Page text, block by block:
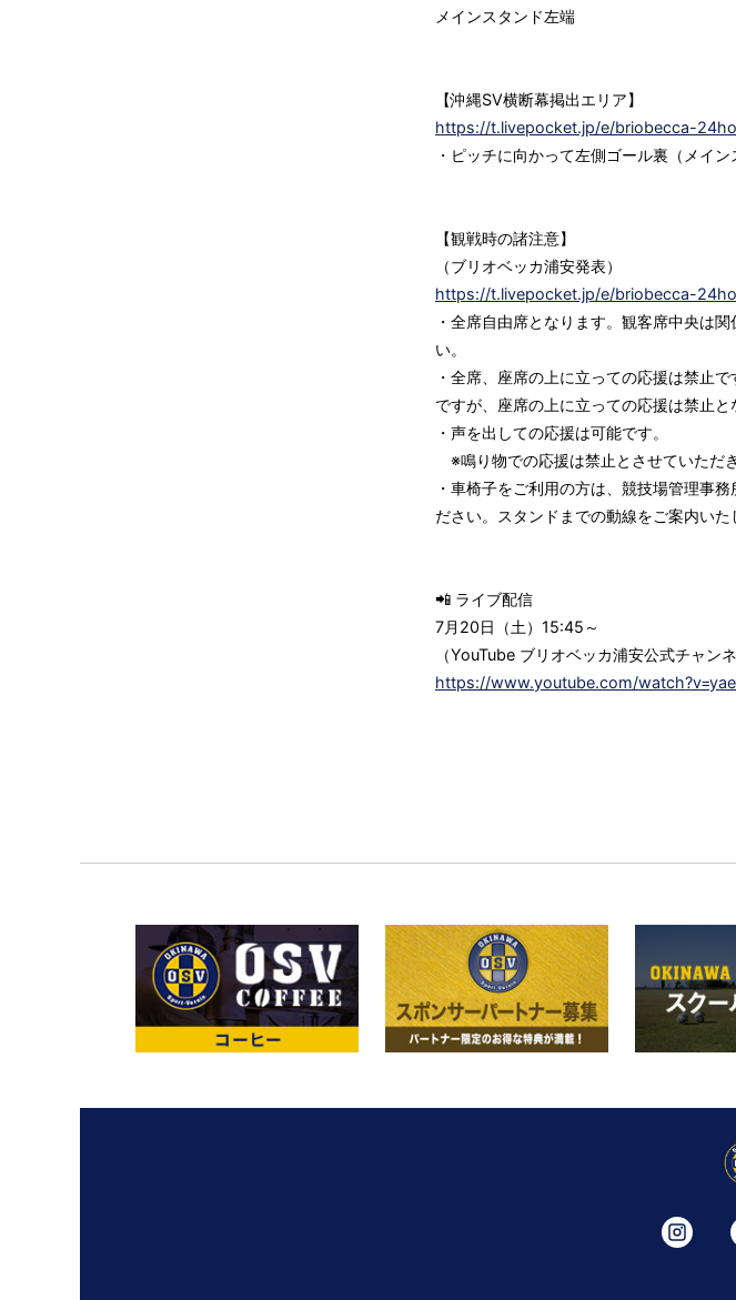
メインスタンド左端
【沖縄SV横断幕掲出エリア】
https://t.livepocket.jp/e/briobecca-
・ピッチに向かって左側ゴール裏（メイン
【観戦時の諸注意】
（ブリオベッカ浦安発表）
https://t.livepocket.jp/e/briobecca-
・全席自由席となります。観客席中央は
い。
・全席、座席の上に立っての応援は禁止
ですが、座席の上に立っての応援は禁止と
・声を出しての応援は可能です。
※鳴り物での応援は禁止とさせていただき
・車椅子をご利用の方は、競技場管理事
ださい。スタンドまでの動線をご案内いた
📲 ライブ配信
7月20日（土）15:45～
（YouTube ブリオベッカ浦安公式チャンネ
https://www.youtube.com/